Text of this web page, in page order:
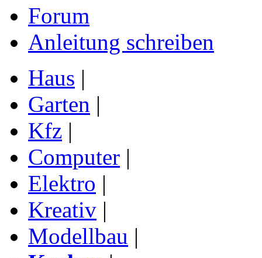
Forum
Anleitung schreiben
Haus |
Garten |
Kfz |
Computer |
Elektro |
Kreativ |
Modellbau |